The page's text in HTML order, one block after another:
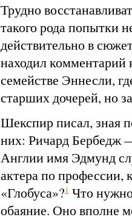
Трудно
такого рода попытки
действительно в
находил комментарий
семействе Эннесли,
старших дочерей, но
Шекспир писал, зная
них: Ричард Бербедж
Англии имя Эдмунд
актера по профессии,
«Глобуса»?1Что нужно
обаяние. Оно вполне